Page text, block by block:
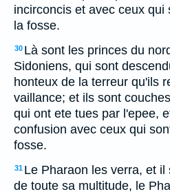
incirconcis et avec ceux qui
la fosse.
30 Là sont les princes du
Sidoniens, qui sont
honteux de la terreur qu'ils
vaillance; et ils sont
qui ont ete tues par l'epee,
confusion avec ceux qui
fosse.
31 Le Pharaon les verra, et
de toute sa multitude, le